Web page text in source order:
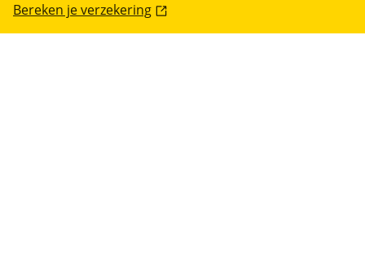
Bereken je verzekering